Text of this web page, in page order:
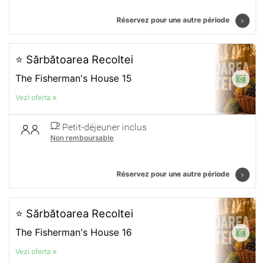
Réservez pour une autre période
⭐ Sărbătoarea Recoltei
The Fisherman's House 15
Vezi oferta
Petit-déjeuner inclus
Non remboursable
Réservez pour une autre période
⭐ Sărbătoarea Recoltei
The Fisherman's House 16
Vezi oferta